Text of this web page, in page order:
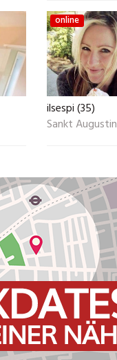
online
ilsespi (35)
Sankt Augustin